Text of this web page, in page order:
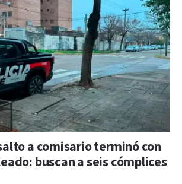
a comisario terminó con
buscan a seis cómplices